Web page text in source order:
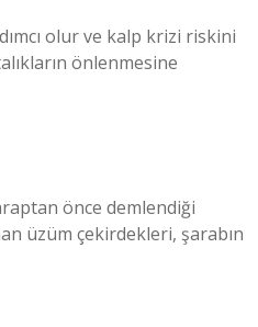
olur ve kalp krizi riskini
önlenmesine
önce demlendiği
üzüm çekirdekleri, şarabın